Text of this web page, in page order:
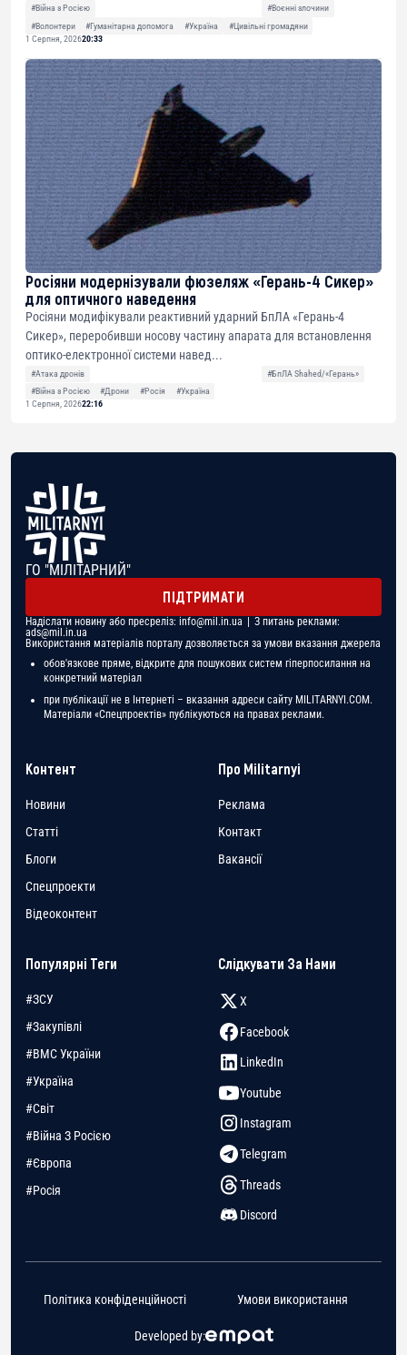
#Війна з Росією
#Воєнні злочини
#Волонтери
#Гуманітарна допомога #Україна
#Цивільні громадяни
1 Серпня, 202620:33
Росіяни модернізували фюзеляж «Герань-4 Сикер»
для оптичного наведення
Росіяни модифікували реактивний ударний БпЛА «Герань-4
Сикер», переробивши носову частину апарата для встановлення
оптико-електронної системи навед...
#Атака дронів
#БпЛА Shahed/«Герань»
#Війна з Росією
#Дрони #Росія
#Україна
1 Серпня, 202622:16
ГО "МІЛІТАРНИЙ"
ПІДТРИМАТИ
Надіслати новину або пресреліз: info@mil.in.ua | З питань реклами:
ads@mil.in.ua
Використання матеріалів порталу дозволяється за умови вказання джерела
обов'язкове пряме, відкрите для пошукових систем гіперпосилання на
конкретний матеріал
при публікації не в Інтернеті – вказання адреси сайту MILITARNYI.COM.
Матеріали «Спецпроектів» публікуються на правах реклами.
Контент
Новини
Статті
Блоги
Спецпроекти
Відеоконтент
Про Militarnyi
Реклама
Контакт
Вакансії
Популярні Теги
#ЗСУ
#Закупівлі
#ВМС України
#Україна
#Світ
#Війна З Росією
#Європа
#Росія
Слідкувати За Нами
X
Facebook
LinkedIn
Youtube
Instagram
Telegram
Threads
Discord
Developed by:
Політика конфіденційності Умови використання